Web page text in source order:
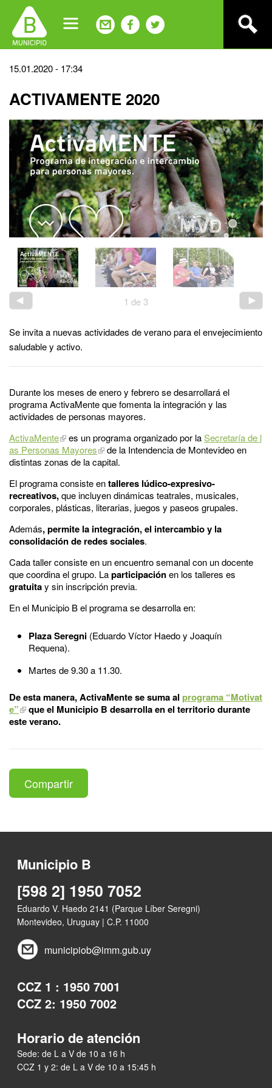
navigation
Back
top
15.01.2020 - 17:34
ACTIVAMENTE 2020
1 de 3
Se invita a nuevas actividades de verano para el envejecimiento
saludable y activo.
Durante los meses de enero y febrero se desarrollará el
programa ActivaMente que fomenta la integración y las
actividades de personas mayores.
ActivaMente
es un programa organizado por laSecretaría de l
as Personas Mayores
de la Intendencia de Montevideo en
distintas zonas de la capital.
El programa consiste entalleres lúdico-expresivo-
recreativos,que incluyen dinámicas teatrales, musicales,
corporales, plásticas, literarias, juegos y paseos grupales.
Además, permite la integración, el intercambio y la
consolidación de redes sociales.
Cada taller consiste en un encuentro semanal con un docente
que coordina el grupo. Laparticipaciónen los talleres es
gratuitay sin inscripción previa.
En el Municipio B el programa se desarrolla en:
Plaza Seregni (Eduardo Víctor Haedo y Joaquín
Requena).
Martes de 9.30 a 11.30.
De esta manera, ActivaMente se suma al programa “Motivat
e”
que el Municipio B desarrolla en el territorio durante
este verano.
Compartir
Municipio B
[598 2] 1950 7052
Eduardo V. Haedo 2141 (Parque Líber Seregni)
Montevideo, Uruguay | C.P. 11000
municipiob@imm.gub.uy
CCZ 1 : 1950 7001
CCZ 2: 1950 7002
Horario de atención
Sede: de L a V de 10 a 16 h
CCZ 1 y 2: de L a V de 10 a 15:45 h